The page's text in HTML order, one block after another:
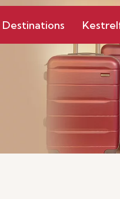
Destinations